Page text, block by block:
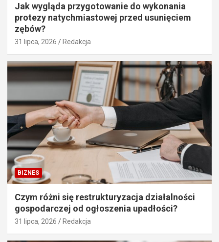
Jak wygląda przygotowanie do wykonania
protezy natychmiastowej przed usunięciem
zębów?
31 lipca, 2026 Redakcja
BIZNES
Czym różni się restrukturyzacja działalności
gospodarczej od ogłoszenia upadłości?
31 lipca, 2026 Redakcja